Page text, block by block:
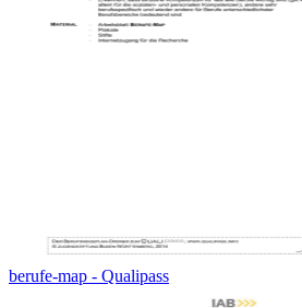
berufe-map - Qualipass